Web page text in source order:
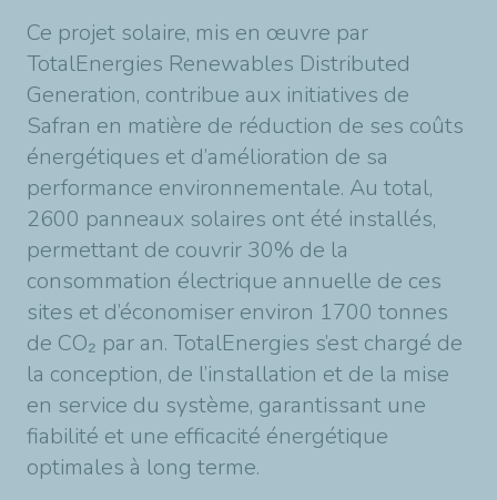
Ce projet solaire, mis en œuvre par
TotalEnergies Renewables Distributed
Generation, contribue aux initiatives de
Safran en matière de réduction de ses coûts
énergétiques et d’amélioration de sa
performance environnementale. Au total,
2600 panneaux solaires ont été installés,
permettant de couvrir 30% de la
consommation électrique annuelle de ces
sites et d’économiser environ 1700 tonnes
de CO₂ par an. TotalEnergies s’est chargé de
la conception, de l’installation et de la mise
en service du système, garantissant une
fiabilité et une efficacité énergétique
optimales à long terme.